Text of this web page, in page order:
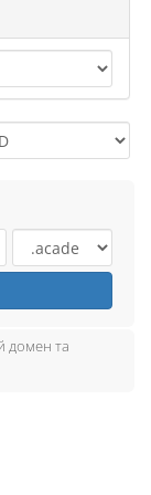
домен та